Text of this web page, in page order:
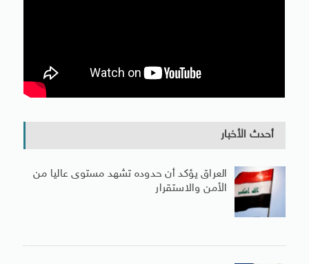
أحدث الأخبار
العراق يؤكد أن حدوده تشهد مستوى عاليا من
الأمن والاستقرار